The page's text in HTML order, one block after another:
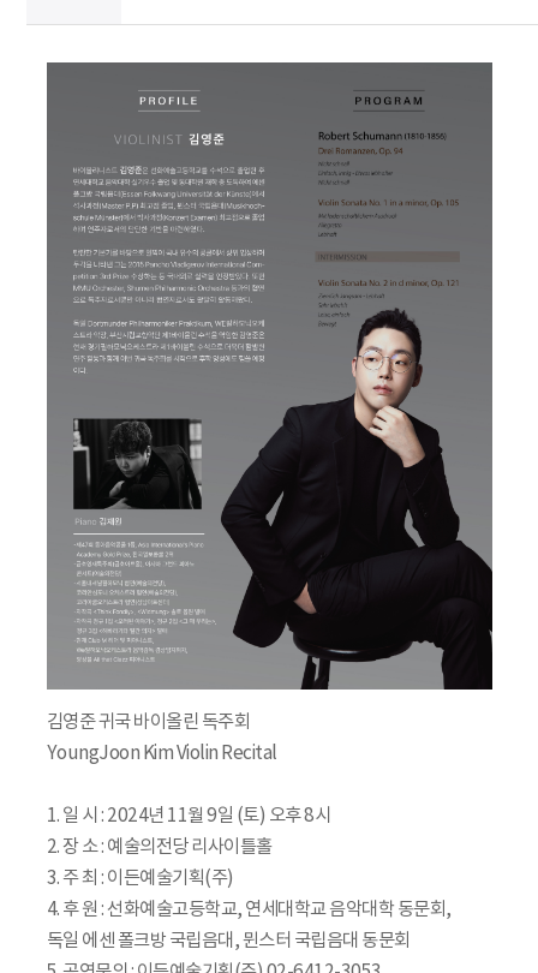
김영준 귀국 바이올린 독주회
YoungJoon Kim Violin Recital
1. 일 시 : 2024년 11월 9일 (토) 오후 8시
2. 장 소 : 예술의전당 리사이틀홀
3. 주 최 : 이든예술기획(주)
4. 후 원 : 선화예술고등학교, 연세대학교 음악대학 동문회,
독일 에센 폴크방 국립음대, 뮌스터 국립음대 동문회